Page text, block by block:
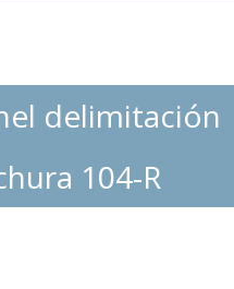
delimitación
104-R